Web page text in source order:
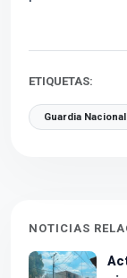
ETIQUETAS:
Guardia Nacional
NOTICIAS